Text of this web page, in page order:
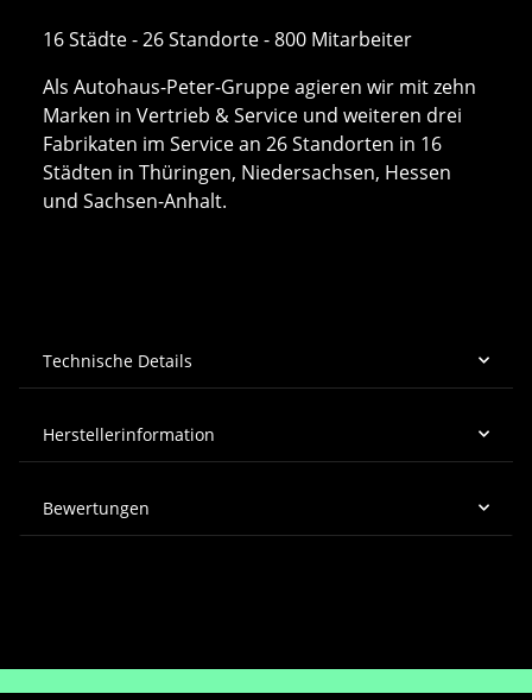
16 Städte - 26 Standorte - 800 Mitarbeiter
Als Autohaus-Peter-Gruppe agieren wir mit zehn
Marken in Vertrieb & Service und weiteren drei
Fabrikaten im Service an 26 Standorten in 16
Städten in Thüringen, Niedersachsen, Hessen
und Sachsen-Anhalt.
Technische Details
Herstellerinformation
Bewertungen